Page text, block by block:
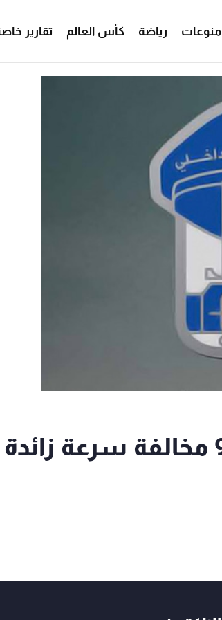
منوعات رياضة كأس العالم تقارير
"قوى الأمن": ضبط 963 مخالفة سرعة